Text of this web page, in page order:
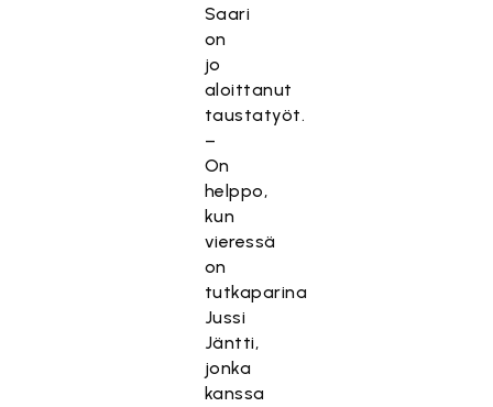
Saari
on
jo
aloittanut
taustatyöt.
–
On
helppo,
kun
vieressä
on
tutkaparina
Jussi
Jäntti,
jonka
kanssa